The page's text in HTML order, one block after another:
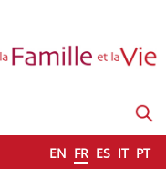
EN FR ES IT PT